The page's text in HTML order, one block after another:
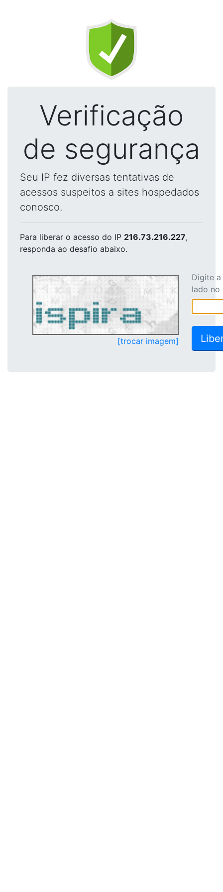
Verificação
de segurança
Seu IP fez diversas tentativas de
acessos suspeitos a sites hospedados
conosco.
Para liberar o acesso do IP 216.73.216.227,
responda ao desafio abaixo.
[trocar imagem]
Digite
lado no